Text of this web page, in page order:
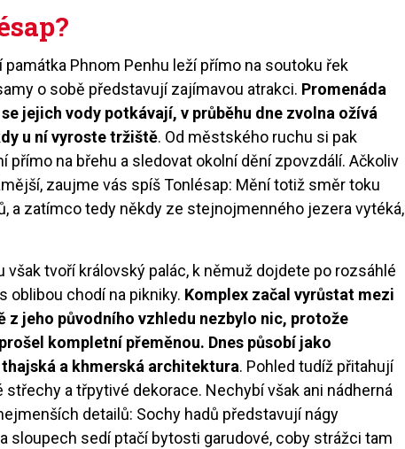
Phnom Penhu leží přímo na soutoku řek
o sobě představují zajímavou atrakci. Promenáda
jejich vody potkávají, v průběhu dne zvolna ožívá
u ní vyroste tržiště. Od městského ruchu si pak
přímo na břehu a sledovat okolní dění zpovzdálí. Ačkoliv
zaujme vás spíš Tonlésap: Mění totiž směr toku
a zatímco tedy někdy ze stejnojmenného jezera vytéká,
tvoří královský palác, k němuž dojdete po rozsáhlé
oblibou chodí na pikniky. Komplex začal vyrůstat mezi
z jeho původního vzhledu nezbylo nic, protože
kompletní přeměnou. Dnes působí jako
a khmerská architektura. Pohled tudíž přitahují
střechy a třpytivé dekorace. Nechybí však ani nádherná
detailů: Sochy hadů představují nágy
sloupech sedí ptačí bytosti garudové, coby strážci tam